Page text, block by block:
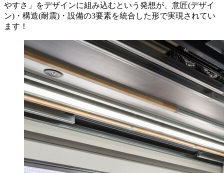
やすさ」をデザインに組み込むという発想が、意匠(デザイ
ン)・構造(耐震)・設備の3要素を統合した形で実現されてい
ます！